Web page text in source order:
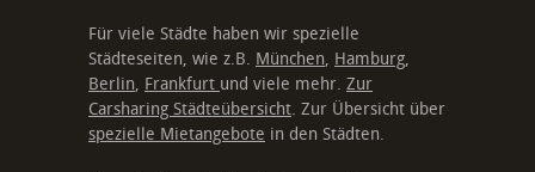
Für viele Städte haben wir spezielle
Städteseiten, wie z.B. München, Hamburg,
Berlin, Frankfurt und viele mehr. Zur
Carsharing Städteübersicht. Zur Übersicht über
spezielle Mietangebote in den Städten.